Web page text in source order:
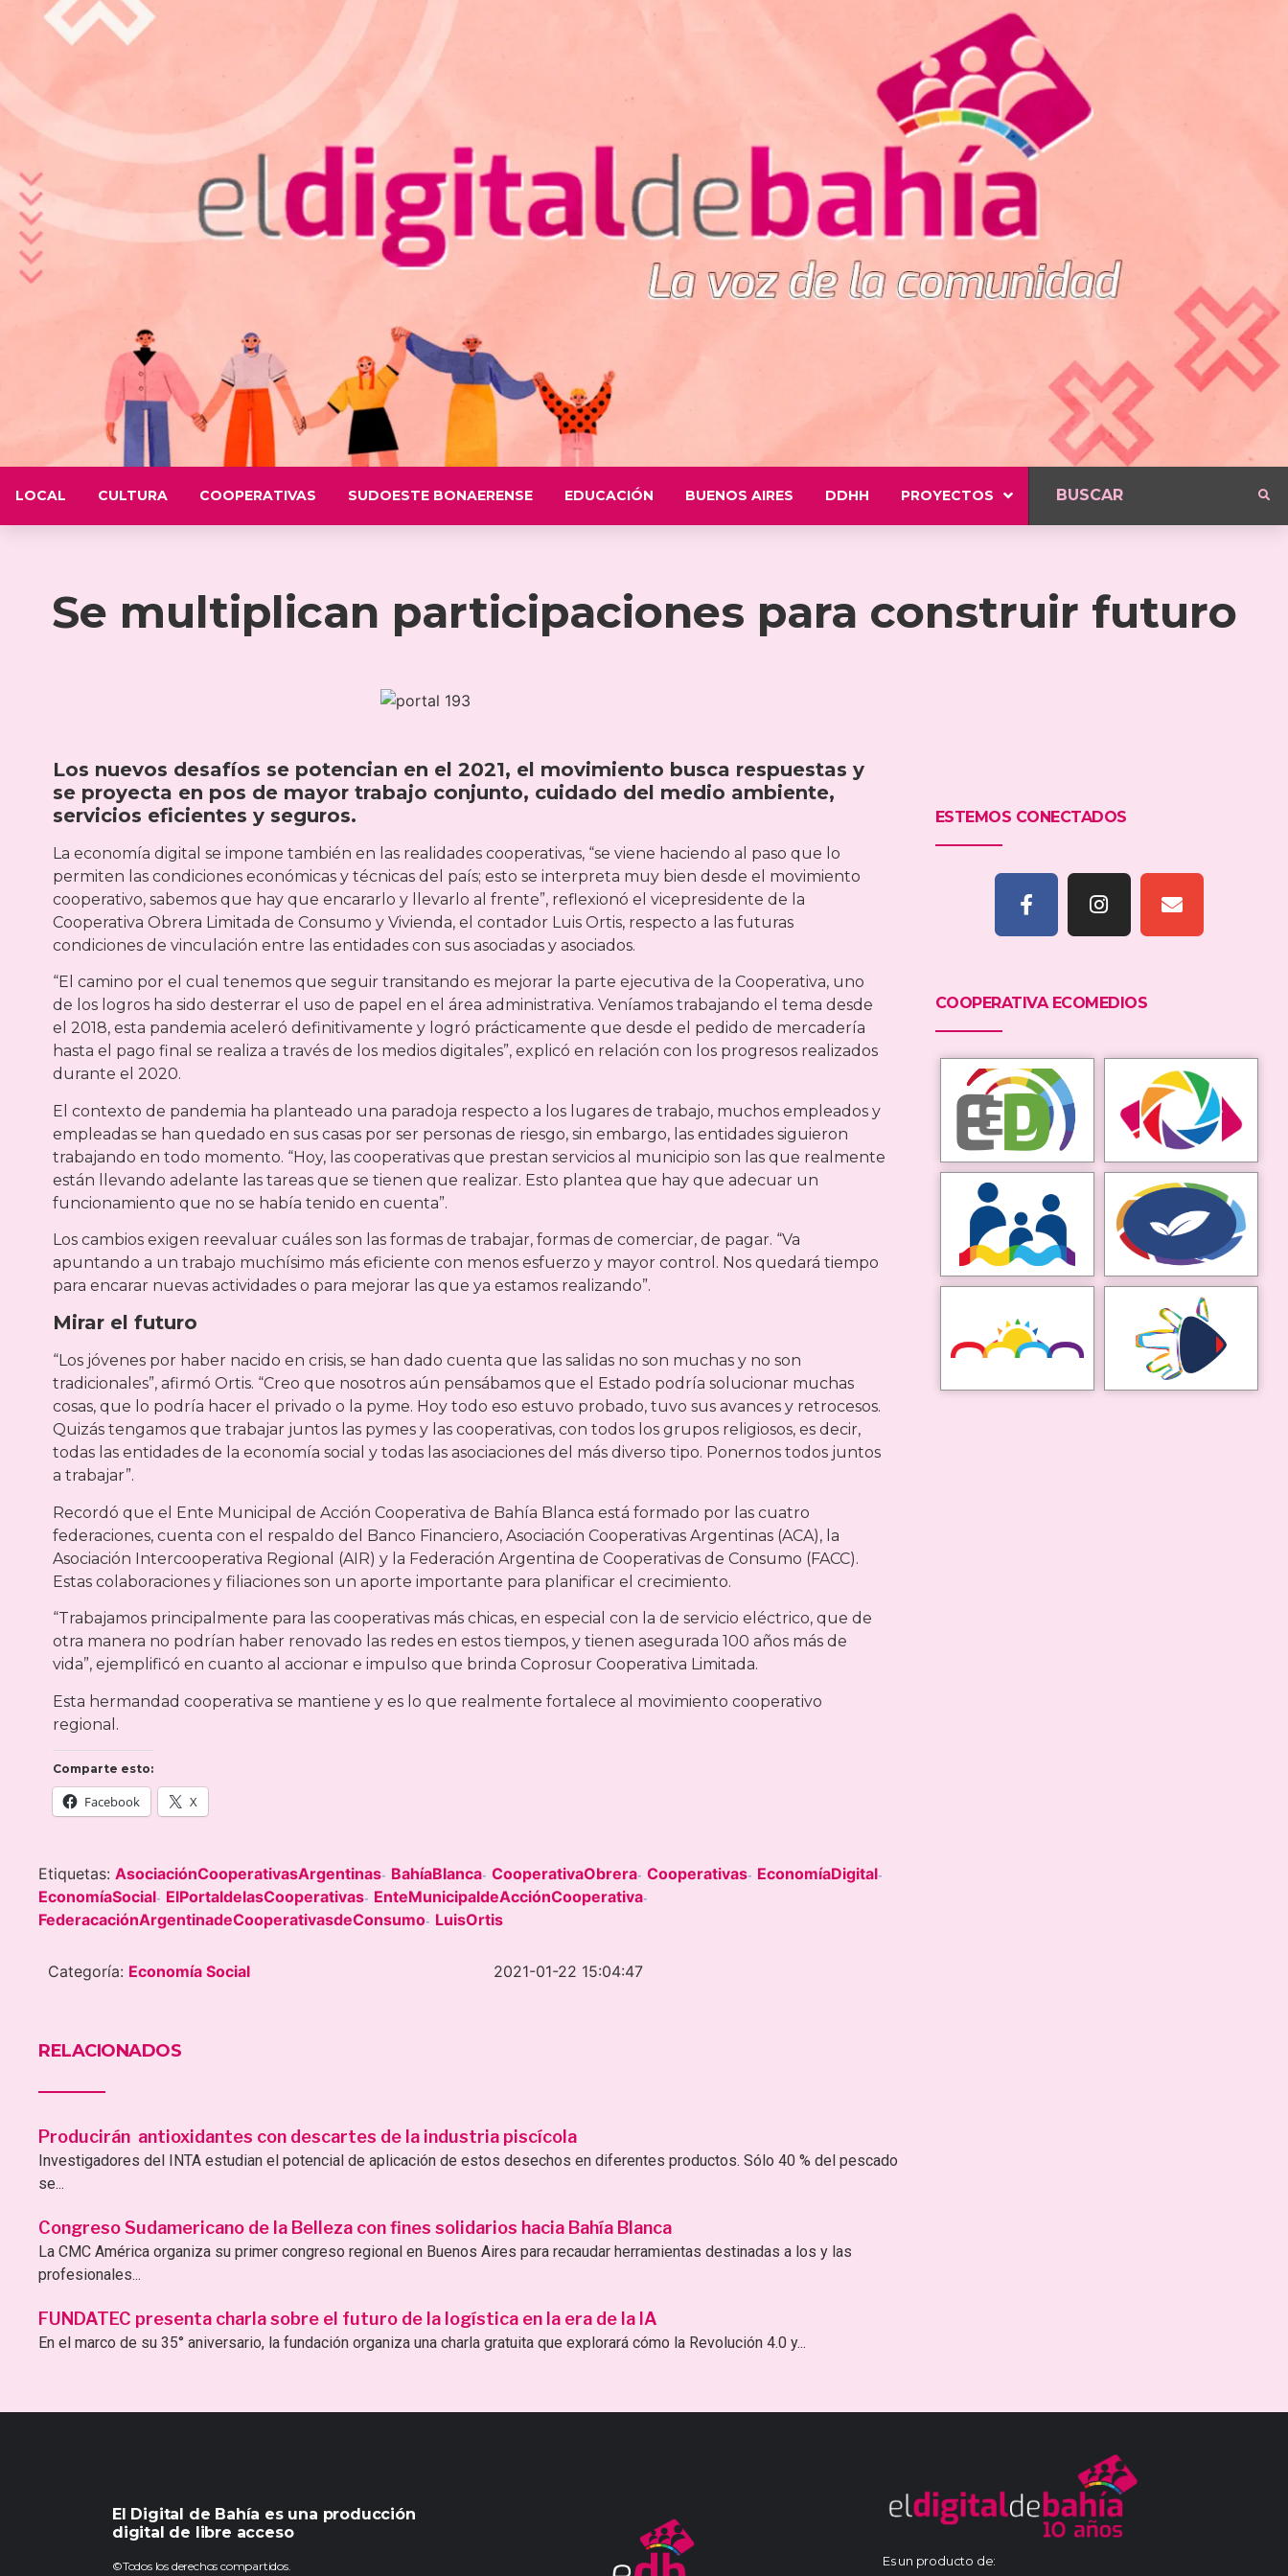
LOCAL CULTURA COOPERATIVAS SUDOESTE BONAERENSE EDUCACIÓN BUENOS AIRES DDHH PROYECTOS
Se multiplican participaciones para construir futuro
Los nuevos desafíos se potencian en el 2021, el movimiento busca respuestas y
se proyecta en pos de mayor trabajo conjunto, cuidado del medio ambiente,
servicios eficientes y seguros.
La economía digital se impone también en las realidades cooperativas, “se viene haciendo al paso que lo
permiten las condiciones económicas y técnicas del país; esto se interpreta muy bien desde el movimiento
cooperativo, sabemos que hay que encararlo y llevarlo al frente”, reflexionó el vicepresidente de la
Cooperativa Obrera Limitada de Consumo y Vivienda, el contador Luis Ortis, respecto a las futuras
condiciones de vinculación entre las entidades con sus asociadas y asociados.
“El camino por el cual tenemos que seguir transitando es mejorar la parte ejecutiva de la Cooperativa, uno
de los logros ha sido desterrar el uso de papel en el área administrativa. Veníamos trabajando el tema desde
el 2018, esta pandemia aceleró definitivamente y logró prácticamente que desde el pedido de mercadería
hasta el pago final se realiza a través de los medios digitales”, explicó en relación con los progresos realizados
durante el 2020.
El contexto de pandemia ha planteado una paradoja respecto a los lugares de trabajo, muchos empleados y
empleadas se han quedado en sus casas por ser personas de riesgo, sin embargo, las entidades siguieron
trabajando en todo momento. “Hoy, las cooperativas que prestan servicios al municipio son las que realmente
están llevando adelante las tareas que se tienen que realizar. Esto plantea que hay que adecuar un
funcionamiento que no se había tenido en cuenta”.
Los cambios exigen reevaluar cuáles son las formas de trabajar, formas de comerciar, de pagar. “Va
apuntando a un trabajo muchísimo más eficiente con menos esfuerzo y mayor control. Nos quedará tiempo
para encarar nuevas actividades o para mejorar las que ya estamos realizando”.
Mirar el futuro
“Los jóvenes por haber nacido en crisis, se han dado cuenta que las salidas no son muchas y no son
tradicionales”, afirmó Ortis. “Creo que nosotros aún pensábamos que el Estado podría solucionar muchas
cosas, que lo podría hacer el privado o la pyme. Hoy todo eso estuvo probado, tuvo sus avances y retrocesos.
Quizás tengamos que trabajar juntos las pymes y las cooperativas, con todos los grupos religiosos, es decir,
todas las entidades de la economía social y todas las asociaciones del más diverso tipo. Ponernos todos juntos
a trabajar”.
Recordó que el Ente Municipal de Acción Cooperativa de Bahía Blanca está formado por las cuatro
federaciones, cuenta con el respaldo del Banco Financiero, Asociación Cooperativas Argentinas (ACA), la
Asociación Intercooperativa Regional (AIR) y la Federación Argentina de Cooperativas de Consumo (FACC).
Estas colaboraciones y filiaciones son un aporte importante para planificar el crecimiento.
“Trabajamos principalmente para las cooperativas más chicas, en especial con la de servicio eléctrico, que de
otra manera no podrían haber renovado las redes en estos tiempos, y tienen asegurada 100 años más de
vida”, ejemplificó en cuanto al accionar e impulso que brinda Coprosur Cooperativa Limitada.
Esta hermandad cooperativa se mantiene y es lo que realmente fortalece al movimiento cooperativo
regional.
Comparte esto:
Facebook X
Etiquetas: AsociaciónCooperativasArgentinas- BahíaBlanca- CooperativaObrera- Cooperativas- EconomíaDigital-
EconomíaSocial- ElPortaldelasCooperativas- EnteMunicipaldeAcciónCooperativa-
FederacaciónArgentinadeCooperativasdeConsumo- LuisOrtis
Categoría: Economía Social 2021-01-22 15:04:47
RELACIONADOS
Producirán antioxidantes con descartes de la industria piscícola
Investigadores del INTA estudian el potencial de aplicación de estos desechos en diferentes productos. Sólo 40 % del pescado
se...
Congreso Sudamericano de la Belleza con fines solidarios hacia Bahía Blanca
La CMC América organiza su primer congreso regional en Buenos Aires para recaudar herramientas destinadas a los y las
profesionales...
FUNDATEC presenta charla sobre el futuro de la logística en la era de la IA
En el marco de su 35° aniversario, la fundación organiza una charla gratuita que explorará cómo la Revolución 4.0 y...
ESTEMOS CONECTADOS
COOPERATIVA ECOMEDIOS
El Digital de Bahía es una producción
digital de libre acceso
©Todos los derechos compartidos. Es un producto de: